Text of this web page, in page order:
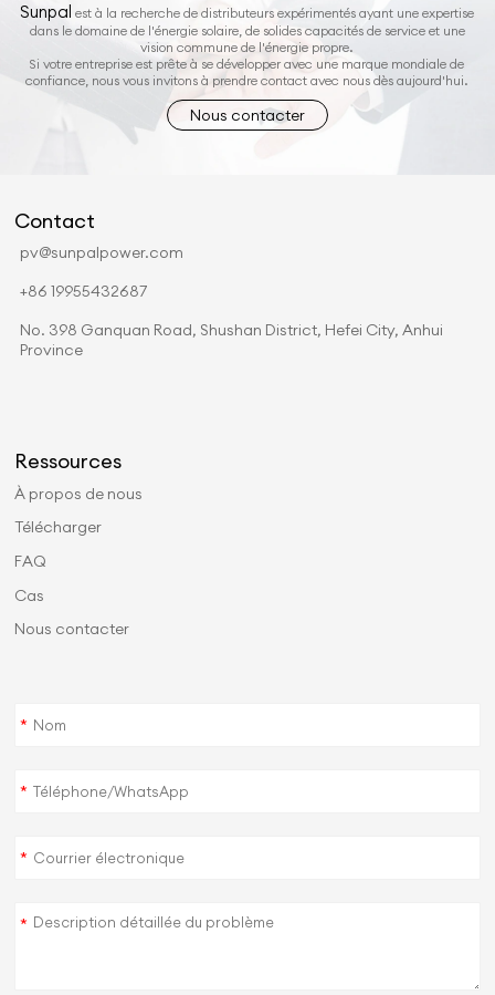
Sunpal est à la recherche de distributeurs expérimentés ayant une expertise
dans le domaine de l'énergie solaire, de solides capacités de service et une
vision commune de l'énergie propre.
Si votre entreprise est prête à se développer avec une marque mondiale de
confiance, nous vous invitons à prendre contact avec nous dès aujourd'hui.
Nous contacter
Contact
pv@sunpalpower.com
+86 19955432687
No. 398 Ganquan Road, Shushan District, Hefei City, Anhui
Province
Ressources
À propos de nous
Télécharger
FAQ
Cas
Nous contacter
*
*
*
*